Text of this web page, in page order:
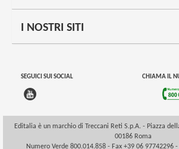
I NOSTRI SITI
SEGUICI SUI SOCIAL CHIAMA IL
Editalia è un marchio di Treccani Reti S.p.A. - Piazza
00186 Roma
Numero Verde 800.014.858 - Fax +39 06 97742296 -